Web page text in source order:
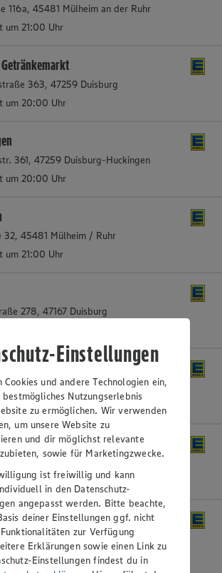
116a, 45481 Mülheim an der Ruhr
um 21:00 Uhr
Getränkemarkt
363, 47259 Duisburg
um 20:00 Uhr
361, 47259 Duisburg-Huckingen
um 20:00 Uhr
32, 45481 Mülheim / Ruhr
um 21:00 Uhr
278, 47167 Duisburg
45475 Mülheim / Ruhr
um 21:00 Uhr
47169 Duisburg-Hamborn
um 21:00 Uhr
1, 45468 Mülheim / Ruhr
um 21:00 Uhr
Einstellungen
Cookies und andere Technologien ein,
Nutzungserlebnis
zu ermöglichen. Wir verwenden
um unsere Website zu
und dir möglichst relevante
sowie für Marketingzwecke.
ist freiwillig und kann
in den Datenschutz-
angepasst werden. Bitte beachte,
deiner Einstellungen ggf. nicht
zur Verfügung
Erklärungen sowie einen Link zu
Einstellungen findest du in